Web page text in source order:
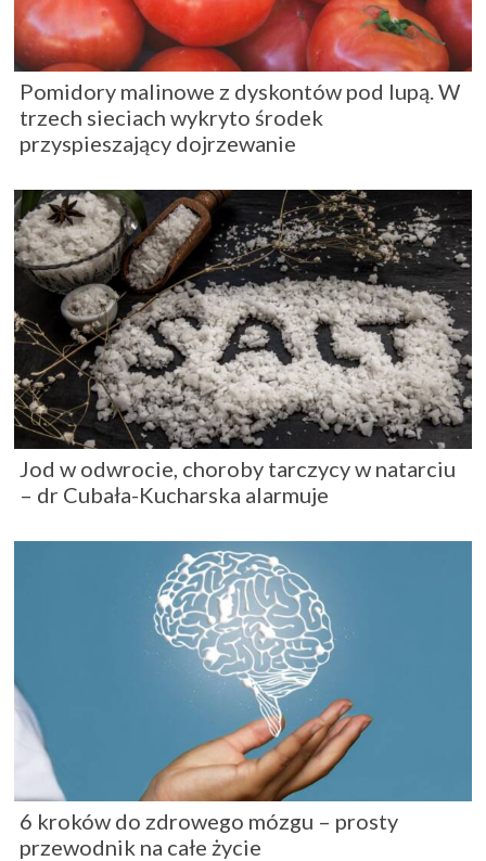
Pomidory malinowe z dyskontów pod lupą. W
trzech sieciach wykryto środek
przyspieszający dojrzewanie
Jod w odwrocie, choroby tarczycy w natarciu
– dr Cubała-Kucharska alarmuje
6 kroków do zdrowego mózgu – prosty
przewodnik na całe życie